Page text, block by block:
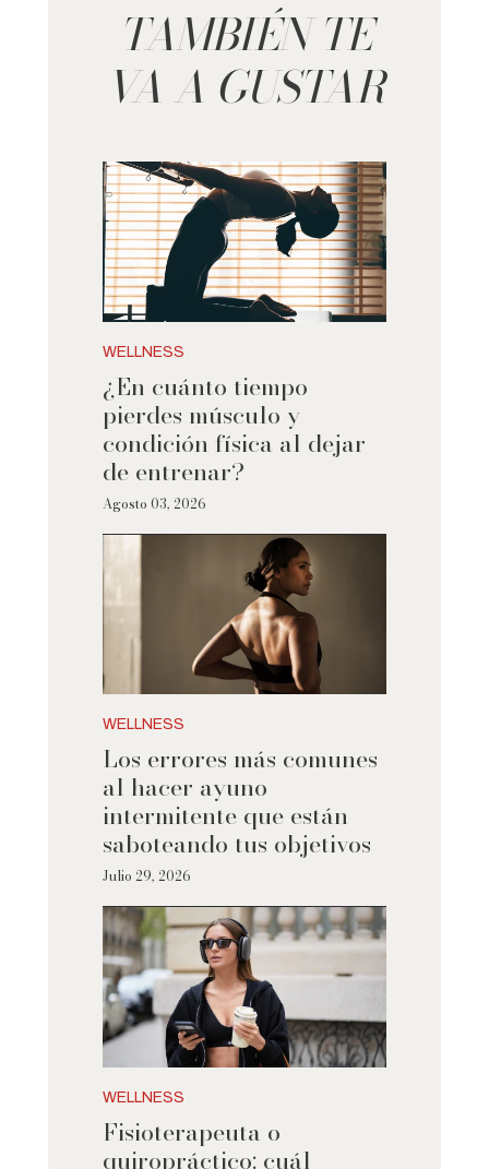
TAMBIÉN TE
VA A GUSTAR
WELLNESS
¿En cuánto tiempo
pierdes músculo y
condición física al dejar
de entrenar?
Agosto 03, 2026
WELLNESS
Los errores más comunes
al hacer ayuno
intermitente que están
saboteando tus objetivos
Julio 29, 2026
WELLNESS
Fisioterapeuta o
quiropráctico: cuál